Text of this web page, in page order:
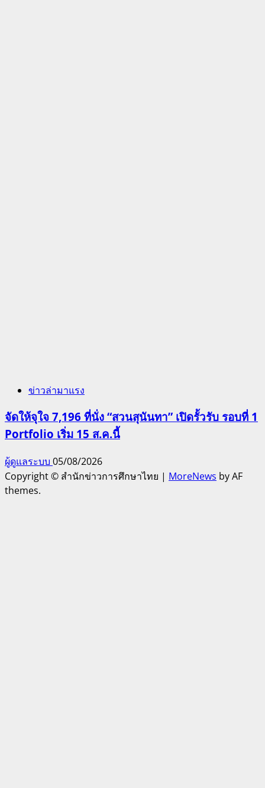
ข่าวล่ามาแรง
จัดให้จุใจ 7,196 ที่นั่ง “สวนสุนันทา” เปิดรั้วรับ รอบที่ 1
Portfolio เริ่ม 15 ส.ค.นี้
ผู้ดูแลระบบ 05/08/2026
Copyright © สำนักข่าวการศึกษาไทย | MoreNews by AF
themes.